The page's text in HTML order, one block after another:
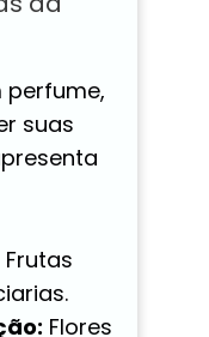
perfume,
suas
Frutas
Flores